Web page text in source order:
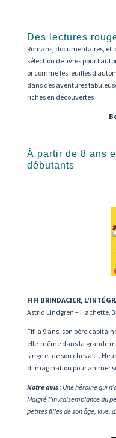
Des lectures
Romans, documentaires, et
sélection de livres pour
or comme les feuilles
dans des aventures
riches en découvertes !
À partir de 8 ans
débutants
FIFI BRINDACIER,
Astrid Lindgren – Hachette,
Fifi a 9 ans, son père
elle-même dans la grande
singe et de son cheval…
d’imagination pour animer
Notre avis: Une héroïne qui
Malgré l’invraisemblance du
petites filles de son âge,